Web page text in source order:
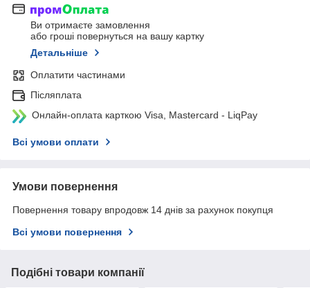
Ви отримаєте замовлення
або гроші повернуться на вашу картку
Детальніше
Оплатити частинами
Післяплата
Онлайн-оплата карткою Visa, Mastercard - LiqPay
Всі умови оплати
Умови повернення
Повернення товару впродовж 14 днів за рахунок покупця
Всі умови повернення
Подібні товари компанії